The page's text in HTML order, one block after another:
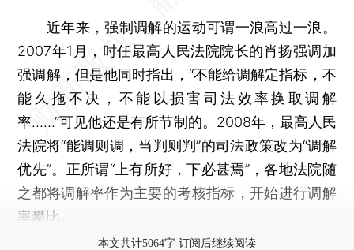
近年来，强制调解的运动可谓一浪高过一浪。
2007年1月，时任最高人民法院院长的肖扬强调加
强调解，但是他同时指出，“不能给调解定指标，不
能久拖不决，不能以损害司法效率换取调解
率……”可见他还是有所节制的。2008年，最高人民
法院将“能调则调，当判则判”的司法政策改为“调解
优先”。正所谓“上有所好，下必甚焉”，各地法院随
之都将调解率作为主要的考核指标，开始进行调解
率攀比。
本文共计5064字 订阅后继续阅读